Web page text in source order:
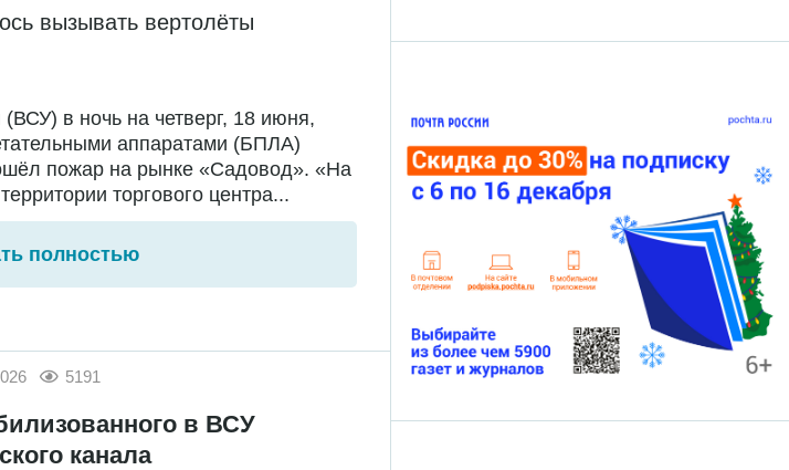
вызывать вертолёты
в ночь на четверг, 18 июня,
аппаратами (БПЛА)
пожар на рынке «Садовод». «На
торгового центра...
полностью
5191
в ВСУ
канала